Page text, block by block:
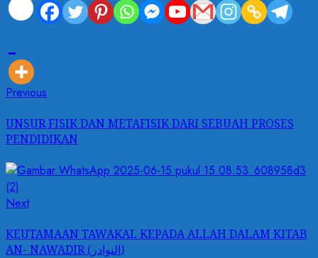
Post
navigation
Previous
UNSUR FISIK DAN METAFISIK DARI SEBUAH PROSES
PENDIDIKAN
NextNext
KEUTAMAAN TAWAKAL KEPADA ALLAH DALAM KITAB
AN- NAWADIR (النوادر)